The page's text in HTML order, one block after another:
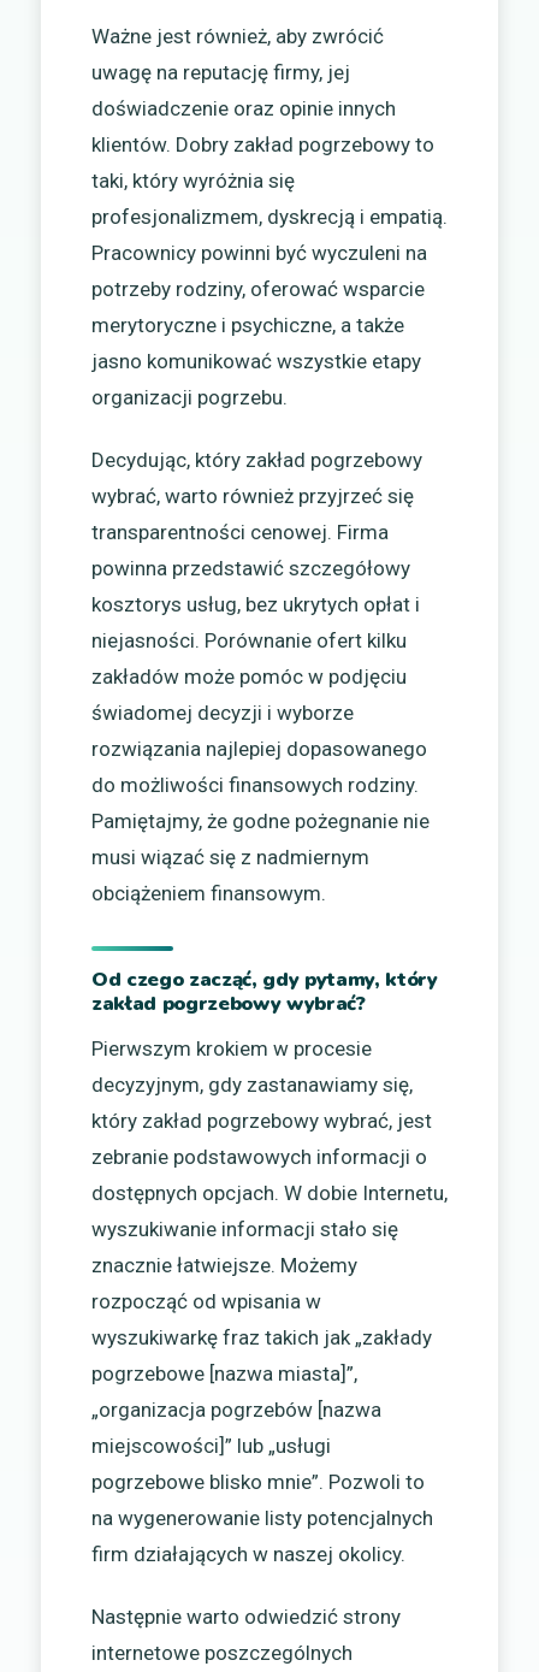
Ważne jest również, aby zwrócić
uwagę na reputację firmy, jej
doświadczenie oraz opinie innych
klientów. Dobry zakład pogrzebowy to
taki, który wyróżnia się
profesjonalizmem, dyskrecją i empatią.
Pracownicy powinni być wyczuleni na
potrzeby rodziny, oferować wsparcie
merytoryczne i psychiczne, a także
jasno komunikować wszystkie etapy
organizacji pogrzebu.
Decydując, który zakład pogrzebowy
wybrać, warto również przyjrzeć się
transparentności cenowej. Firma
powinna przedstawić szczegółowy
kosztorys usług, bez ukrytych opłat i
niejasności. Porównanie ofert kilku
zakładów może pomóc w podjęciu
świadomej decyzji i wyborze
rozwiązania najlepiej dopasowanego
do możliwości finansowych rodziny.
Pamiętajmy, że godne pożegnanie nie
musi wiązać się z nadmiernym
obciążeniem finansowym.
Od czego zacząć, gdy pytamy, który
zakład pogrzebowy wybrać?
Pierwszym krokiem w procesie
decyzyjnym, gdy zastanawiamy się,
który zakład pogrzebowy wybrać, jest
zebranie podstawowych informacji o
dostępnych opcjach. W dobie Internetu,
wyszukiwanie informacji stało się
znacznie łatwiejsze. Możemy
rozpocząć od wpisania w
wyszukiwarkę fraz takich jak „zakłady
pogrzebowe [nazwa miasta]”,
„organizacja pogrzebów [nazwa
miejscowości]” lub „usługi
pogrzebowe blisko mnie”. Pozwoli to
na wygenerowanie listy potencjalnych
firm działających w naszej okolicy.
Następnie warto odwiedzić strony
internetowe poszczególnych